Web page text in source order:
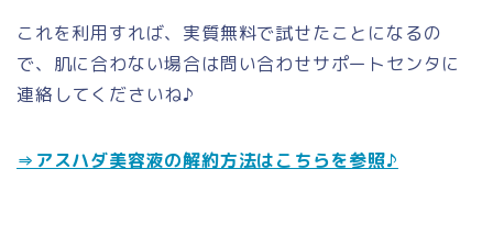
これを利用すれば、実質無料で試せたことになるの
で、肌に合わない場合は問い合わせサポートセンタに
連絡してくださいね♪
⇒アスハダ美容液の解約方法はこちらを参照♪